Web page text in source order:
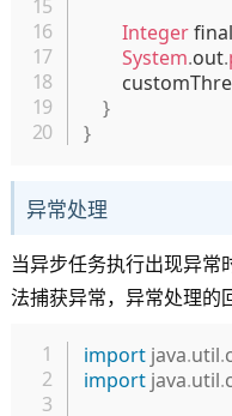
Integer
System.out.
}
}
异常处理
当异步任务执行出现异
法捕获异常，异常处理的
import java.util.
import java.util.